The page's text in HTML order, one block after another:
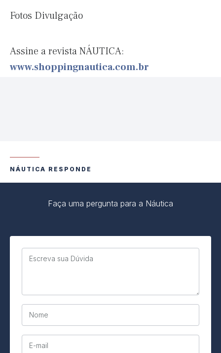
Fotos Divulgação
Assine a revista NÁUTICA:
www.shoppingnautica.com.br
NÁUTICA RESPONDE
Faça uma pergunta para a Náutica
Escreva sua Dúvida
Nome
E-mail